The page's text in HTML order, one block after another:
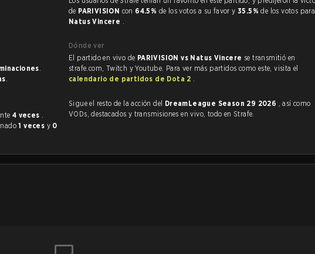
.
.
4 veces .
1 veces y 0
de PARIVISION con 64.5% de los votos a su favor y 35.5%de los votos para
Natus Vincere .
Dónde ver
El partido en vivo de PARIVISION vs Natus Vincere se transmitió en
strafe.com, Twitch y Youtube. Para ver más partidos como este, visita el
calendario de partidos de Dota 2 .
Sigue el resto de la acción del DreamLeague Season 29 2026 , así como
VODs, destacados y transmisiones en vivo, todo en Strafe.